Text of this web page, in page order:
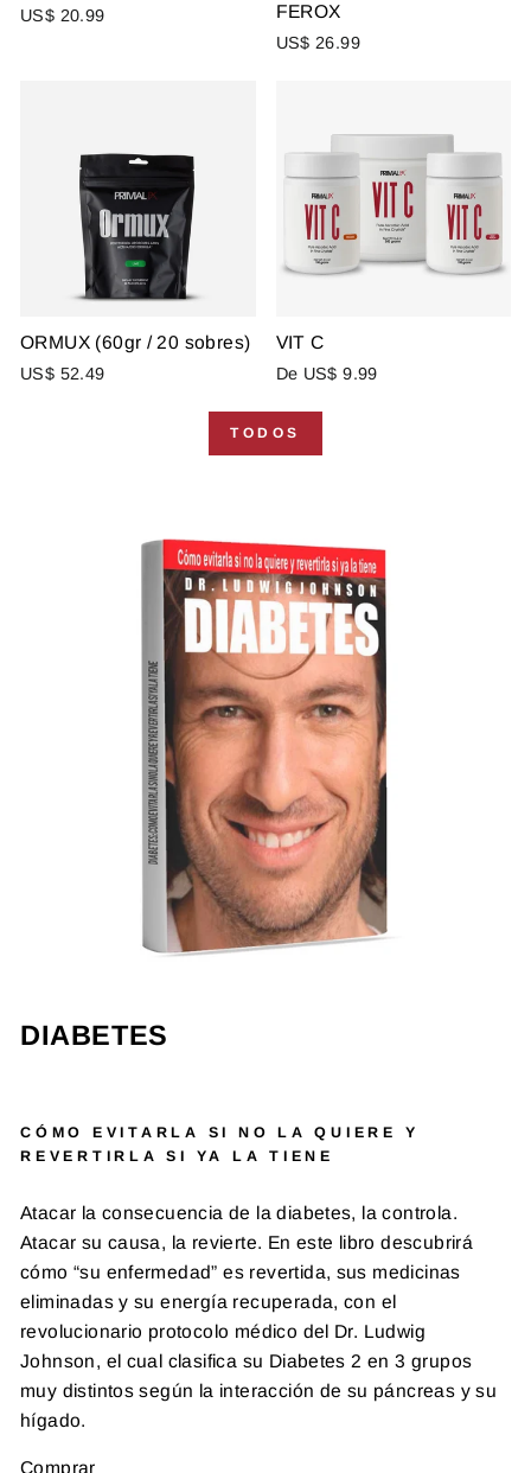
US$ 20.99
FEROX
US$ 26.99
ORMUX (60gr / 20 sobres)
US$ 52.49
VIT C
De US$ 9.99
TODOS
DIABETES
CÓMO EVITARLA SI NO LA QUIERE Y
REVERTIRLA SI YA LA TIENE
Atacar la consecuencia de la diabetes, la controla.
Atacar su causa, la revierte. En este libro descubrirá
cómo “su enfermedad” es revertida, sus medicinas
eliminadas y su energía recuperada, con el
revolucionario protocolo médico del Dr. Ludwig
Johnson, el cual clasifica su Diabetes 2 en 3 grupos
muy distintos según la interacción de su páncreas y su
hígado.
Comprar